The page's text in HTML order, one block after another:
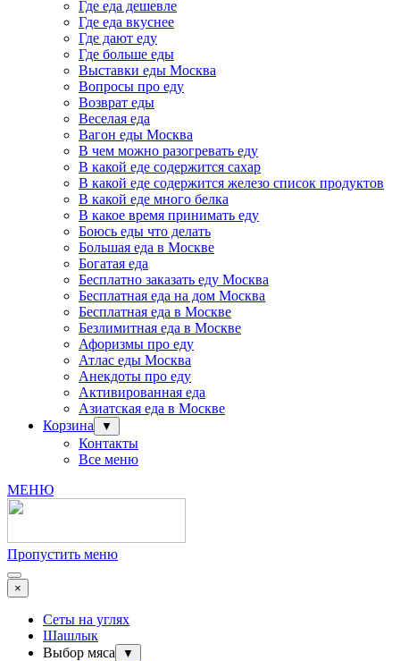
Где еда дешевле
Где еда вкуснее
Где дают еду
Где больше еды
Выставки еды Москва
Вопросы про еду
Возврат еды
Веселая еда
Вагон еды Москва
В чем можно разогревать еду
В какой еде содержится сахар
В какой еде содержится железо список продуктов
В какой еде много белка
В какое время принимать еду
Боюсь еды что делать
Большая еда в Москве
Богатая еда
Бесплатно заказать еду Москва
Бесплатная еда на дом Москва
Бесплатная еда в Москве
Безлимитная еда в Москве
Афоризмы про еду
Атлас еды Москва
Анекдоты про еду
Активированная еда
Азиатская еда в Москве
Корзина
▼
Контакты
Все меню
МЕНЮ
Пропустить меню
×
Сеты на углях
Шашлык
Выбор мяса
▼